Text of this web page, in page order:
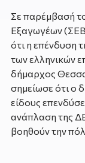
Σε παρέμβασή
Εξαγωγέων
ότι η επένδυση
των ελληνικών
δήμαρχος
σημείωσε ότι ο
είδους
ανάπλαση της
βοηθούν την